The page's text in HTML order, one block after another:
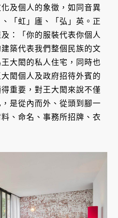
及個人的象徵，如同音異
「虹」廬、「弘」英。正
：「你的服裝代表你個人
築代表我們整個民族的文
大閎的私人住宅，同時也
閎個人及政府招待外賓的
重要，對王大閎來說不僅
是從內而外、從頭到腳一
、命名、事務所招牌、衣